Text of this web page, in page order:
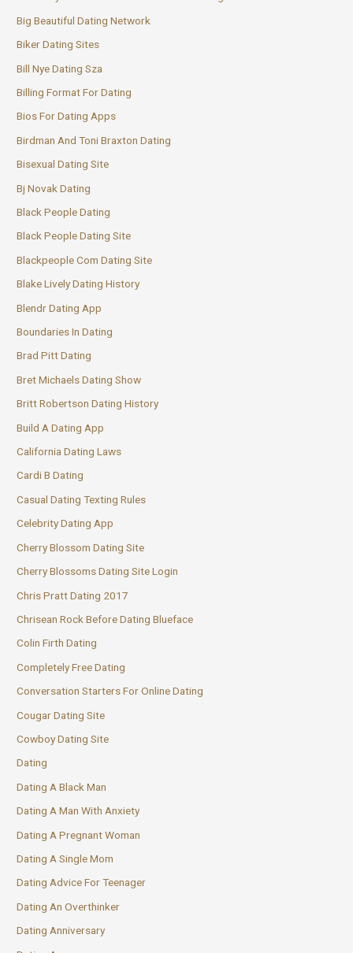
Big Beautiful Dating Network
Biker Dating Sites
Bill Nye Dating Sza
Billing Format For Dating
Bios For Dating Apps
Birdman And Toni Braxton Dating
Bisexual Dating Site
Bj Novak Dating
Black People Dating
Black People Dating Site
Blackpeople Com Dating Site
Blake Lively Dating History
Blendr Dating App
Boundaries In Dating
Brad Pitt Dating
Bret Michaels Dating Show
Britt Robertson Dating History
Build A Dating App
California Dating Laws
Cardi B Dating
Casual Dating Texting Rules
Celebrity Dating App
Cherry Blossom Dating Site
Cherry Blossoms Dating Site Login
Chris Pratt Dating 2017
Chrisean Rock Before Dating Blueface
Colin Firth Dating
Completely Free Dating
Conversation Starters For Online Dating
Cougar Dating Site
Cowboy Dating Site
Dating
Dating A Black Man
Dating A Man With Anxiety
Dating A Pregnant Woman
Dating A Single Mom
Dating Advice For Teenager
Dating An Overthinker
Dating Anniversary